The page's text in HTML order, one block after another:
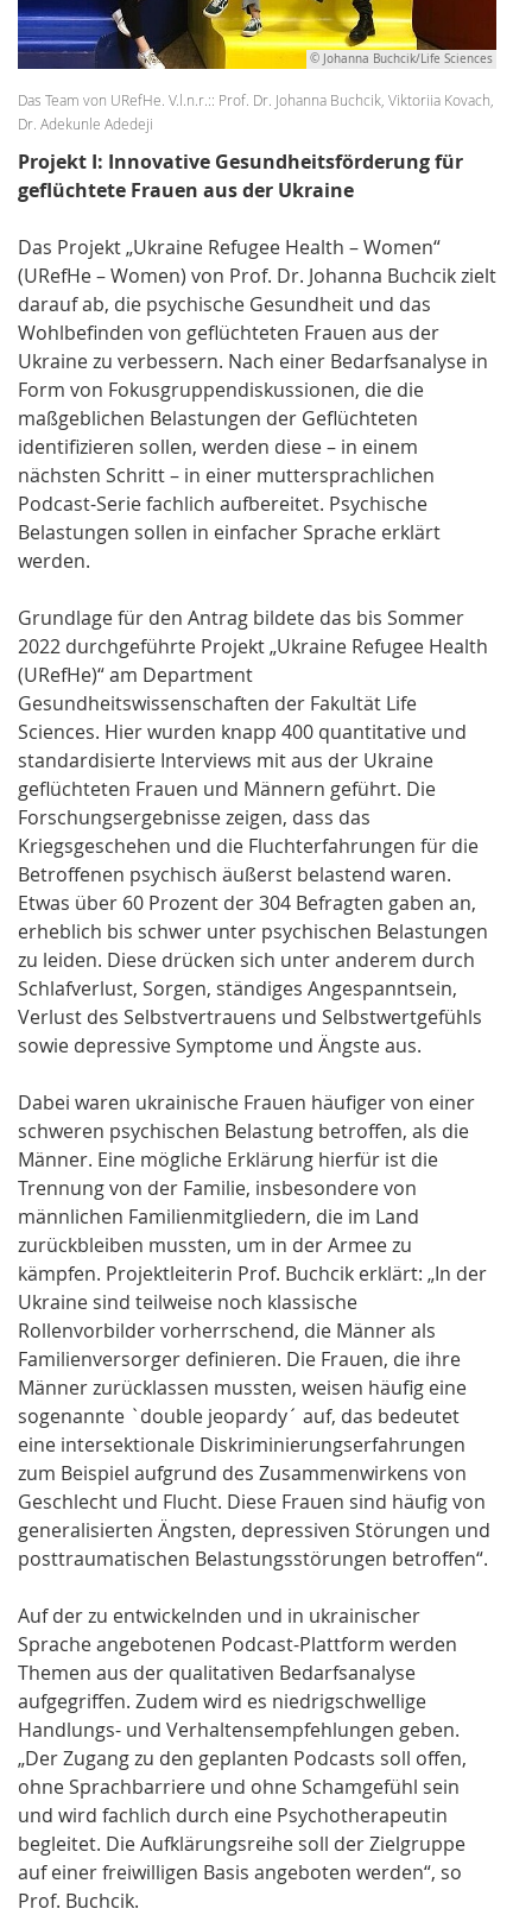
© Johanna Buchcik/Life Sciences
Das Team von URefHe. V.l.n.r.:: Prof. Dr. Johanna Buchcik, Viktoriia Kovach,
Dr. Adekunle Adedeji
Projekt I: Innovative Gesundheitsförderung für
geflüchtete Frauen aus der Ukraine
Das Projekt „Ukraine Refugee Health – Women“
(URefHe – Women) von Prof. Dr. Johanna Buchcik zielt
darauf ab, die psychische Gesundheit und das
Wohlbefinden von geflüchteten Frauen aus der
Ukraine zu verbessern. Nach einer Bedarfsanalyse in
Form von Fokusgruppendiskussionen, die die
maßgeblichen Belastungen der Geflüchteten
identifizieren sollen, werden diese – in einem
nächsten Schritt – in einer muttersprachlichen
Podcast-Serie fachlich aufbereitet. Psychische
Belastungen sollen in einfacher Sprache erklärt
werden.
Grundlage für den Antrag bildete das bis Sommer
2022 durchgeführte Projekt „Ukraine Refugee Health
(URefHe)“ am Department
Gesundheitswissenschaften der Fakultät Life
Sciences. Hier wurden knapp 400 quantitative und
standardisierte Interviews mit aus der Ukraine
geflüchteten Frauen und Männern geführt. Die
Forschungsergebnisse zeigen, dass das
Kriegsgeschehen und die Fluchterfahrungen für die
Betroffenen psychisch äußerst belastend waren.
Etwas über 60 Prozent der 304 Befragten gaben an,
erheblich bis schwer unter psychischen Belastungen
zu leiden. Diese drücken sich unter anderem durch
Schlafverlust, Sorgen, ständiges Angespanntsein,
Verlust des Selbstvertrauens und Selbstwertgefühls
sowie depressive Symptome und Ängste aus.
Dabei waren ukrainische Frauen häufiger von einer
schweren psychischen Belastung betroffen, als die
Männer. Eine mögliche Erklärung hierfür ist die
Trennung von der Familie, insbesondere von
männlichen Familienmitgliedern, die im Land
zurückbleiben mussten, um in der Armee zu
kämpfen. Projektleiterin Prof. Buchcik erklärt: „In der
Ukraine sind teilweise noch klassische
Rollenvorbilder vorherrschend, die Männer als
Familienversorger definieren. Die Frauen, die ihre
Männer zurücklassen mussten, weisen häufig eine
sogenannte `double jeopardy´ auf, das bedeutet
eine intersektionale Diskriminierungserfahrungen
zum Beispiel aufgrund des Zusammenwirkens von
Geschlecht und Flucht. Diese Frauen sind häufig von
generalisierten Ängsten, depressiven Störungen und
posttraumatischen Belastungsstörungen betroffen“.
Auf der zu entwickelnden und in ukrainischer
Sprache angebotenen Podcast-Plattform werden
Themen aus der qualitativen Bedarfsanalyse
aufgegriffen. Zudem wird es niedrigschwellige
Handlungs- und Verhaltensempfehlungen geben.
„Der Zugang zu den geplanten Podcasts soll offen,
ohne Sprachbarriere und ohne Schamgefühl sein
und wird fachlich durch eine Psychotherapeutin
begleitet. Die Aufklärungsreihe soll der Zielgruppe
auf einer freiwilligen Basis angeboten werden“, so
Prof. Buchcik.